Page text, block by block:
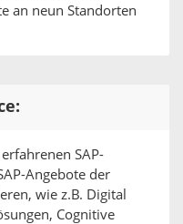
an neun Standorten
SAP-
Angebote der
wie z.B. Digital
Cognitive